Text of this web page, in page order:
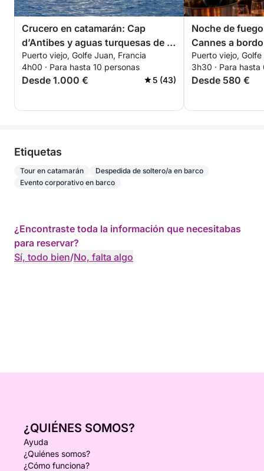
Crucero en catamarán: Cap
d’Antibes y aguas turquesas de la
Riviera Francesa
Puerto viejo, Golfe Juan, Francia
4h00 · Para hasta 10 personas
Desde 1.000 € 5 (43)
Noche de
Cannes a
Champán de
noches este
julio 4, 15 y 24
Puerto viejo,
3h30 · Para
Desde 580 €
Etiquetas
Tour en catamarán
Despedida de soltero/a en barco
Evento corporativo en barco
¿Encontraste toda la información que necesitabas
para reservar?
Sí, todo bien/No, falta algo
¿QUIÉNES SOMOS?
Ayuda
¿Quiénes somos?
¿Cómo funciona?